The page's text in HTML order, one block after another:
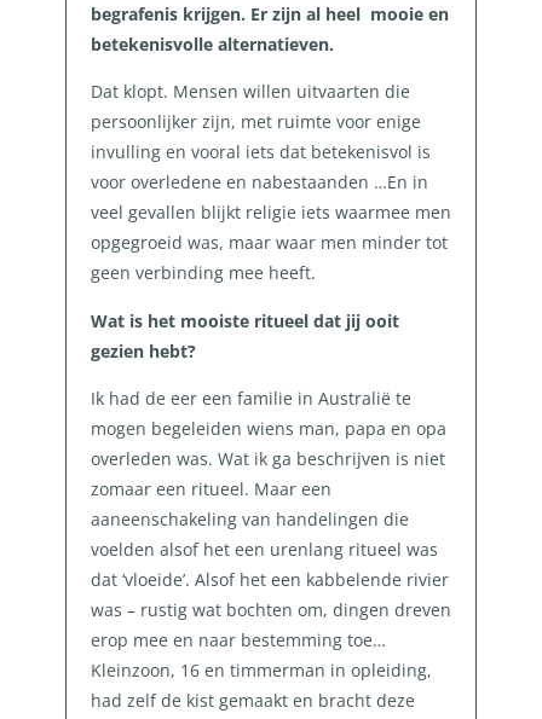
begrafenis krijgen. Er zijn al heel mooie en
betekenisvolle alternatieven.
Dat klopt. Mensen willen uitvaarten die
persoonlijker zijn, met ruimte voor enige
invulling en vooral iets dat betekenisvol is
voor overledene en nabestaanden …En in
veel gevallen blijkt religie iets waarmee men
opgegroeid was, maar waar men minder tot
geen verbinding mee heeft.
Wat is het mooiste ritueel dat jij ooit
gezien hebt?
Ik had de eer een familie in Australië te
mogen begeleiden wiens man, papa en opa
overleden was. Wat ik ga beschrijven is niet
zomaar een ritueel. Maar een
aaneenschakeling van handelingen die
voelden alsof het een urenlang ritueel was
dat ‘vloeide’. Alsof het een kabbelende rivier
was – rustig wat bochten om, dingen dreven
erop mee en naar bestemming toe…
Kleinzoon, 16 en timmerman in opleiding,
had zelf de kist gemaakt en bracht deze